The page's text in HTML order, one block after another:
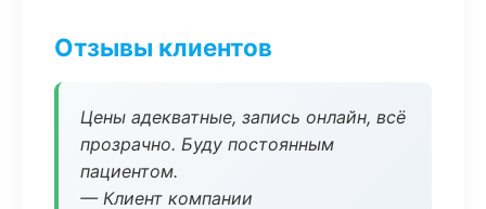
Отзывы клиентов
Цены адекватные, запись онлайн, всё
прозрачно. Буду постоянным
пациентом.
— Клиент компании